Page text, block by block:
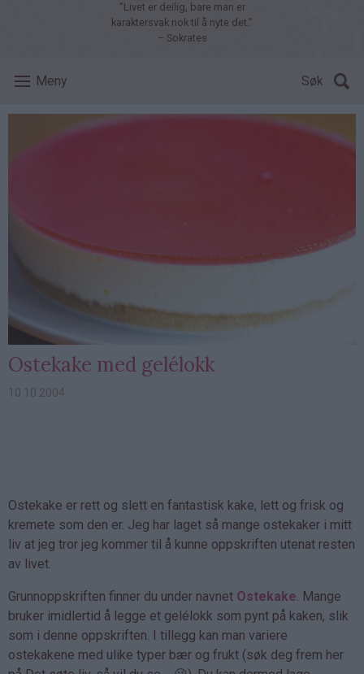
"Livet er deilig, bare man er
karaktersvak nok til å nyte det."
– Sokrates
Meny Søk
Ostekake med gelélokk
10.10.2004
Ostekake er rett og slett en fantastisk kake, lett og frisk og
kremete som den er. Jeg har laget så mange ostekaker i mitt
liv at jeg tror jeg kommer til å kunne oppskriften utenat resten
av livet.
Grunnoppskriften finner du under navnet Ostekake. Mange
bruker imidlertid å legge et gelélokk som pynt på kaken, slik
som i denne oppskriften. I tillegg kan man variere
ostekakene med ulike typer bær og frukt (søk deg frem her